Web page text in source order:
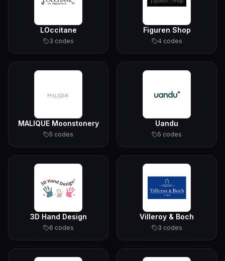
LOccitane
3 codes
Figuren Shop
4 codes
MALIQUE Moonstonery
5 codes
Uandu
5 codes
3D Hand Design
6 codes
Villeroy & Boch
3 codes